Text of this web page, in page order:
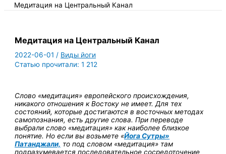
Медитация на Центральный Канал
Медитация на Центральный Канал
2022-06-01/ Виды йоги
Статью прочитали: 1 212
Слово «медитация» европейского происхождения,
никакого отношения к Востоку не имеет. Для тех
состояний, которые достигаются в восточных методах
самопознания, есть другие слова. При переводе
выбрали слово «медитация» как наиболее близкое
понятие. Но если вы возьмете «Йога Сутры»
Патанджали, то под словом «медитация» там
подразумевается последовательное сосредоточение